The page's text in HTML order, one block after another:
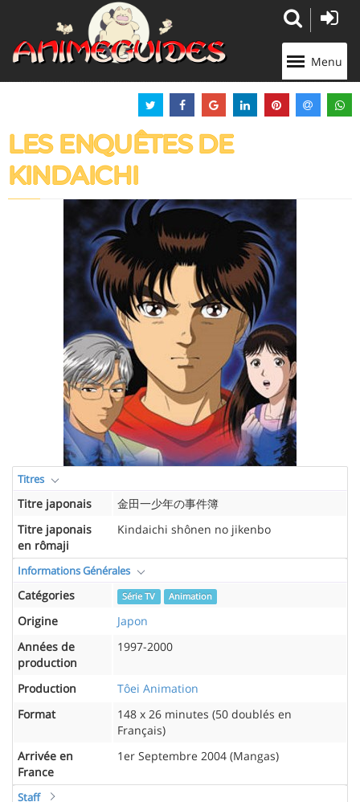
Menu
LES ENQUÊTES DE
KINDAICHI
Titres
Titre japonais
金田一少年の事件簿
Titre japonais
en rômaji
Kindaichi shônen no jikenbo
Informations Générales
Catégories Série TV Animation
Origine
Japon
Années de
production
1997-2000
Production
Tôei Animation
Format
148 x 26 minutes (50 doublés en
Français)
Arrivée en
France
1er Septembre 2004 (Mangas)
Staff
Panneau de gestion des cookies